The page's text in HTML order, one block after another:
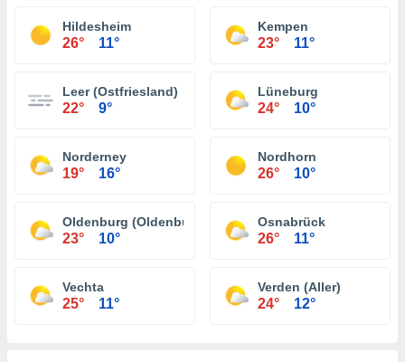
Hildesheim
26° 11°
Kempen
23° 11°
Leer (Ostfriesland)
22° 9°
Lüneburg
24° 10°
Norderney
19° 16°
Nordhorn
26° 10°
Oldenburg (Oldenburg)
23° 10°
Osnabrück
26° 11°
Vechta
25° 11°
Verden (Aller)
24° 12°